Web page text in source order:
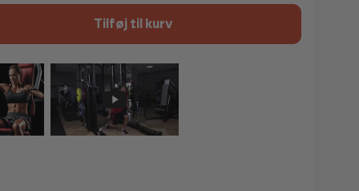
Tilføj til kurv